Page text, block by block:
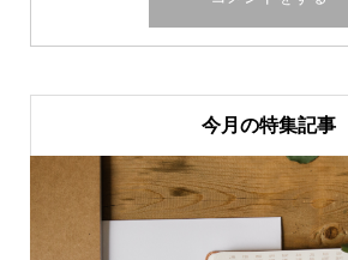
今月の特集記事